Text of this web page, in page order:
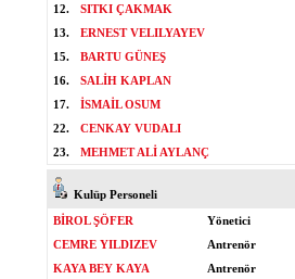
12.
SITKI ÇAKMAK
13.
ERNEST VELILYAYEV
15.
BARTU GÜNEŞ
16.
SALİH KAPLAN
17.
İSMAİL OSUM
22.
CENKAY VUDALI
23.
MEHMET ALİ AYLANÇ
Kulüp Personeli
BİROL ŞÖFER
Yönetici
CEMRE YILDIZEV
Antrenör
KAYA BEY KAYA
Antrenör